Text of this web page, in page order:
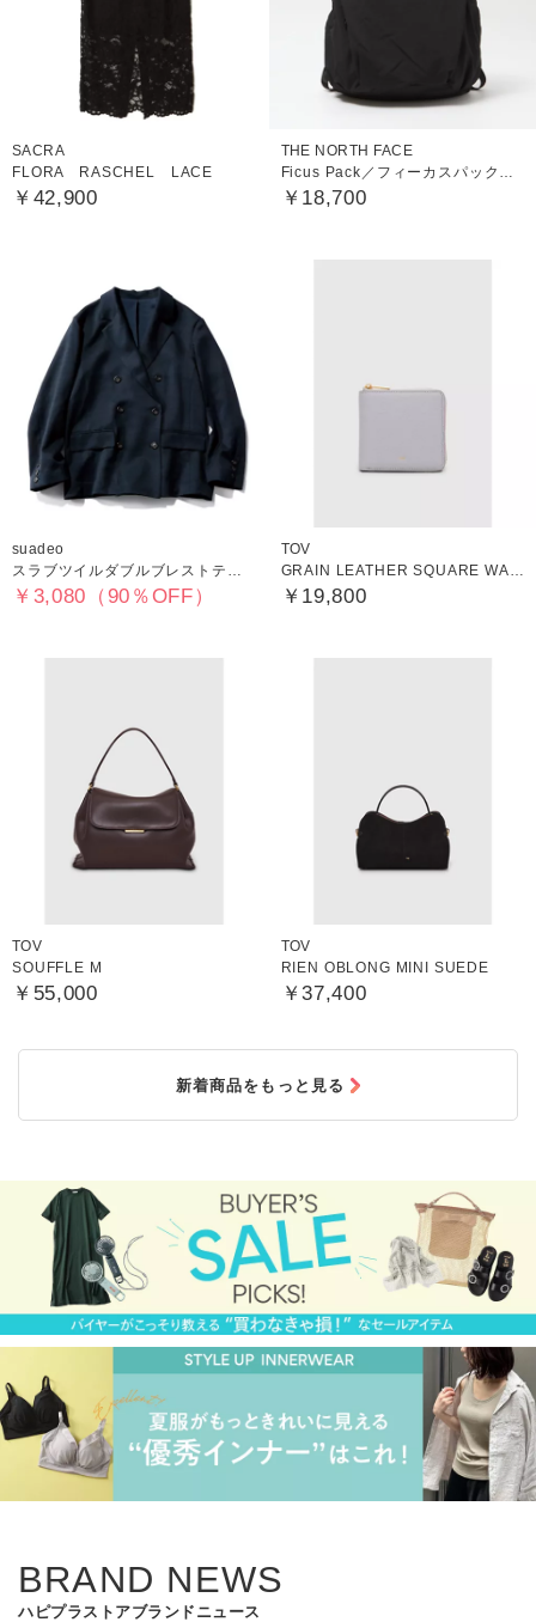
SACRA
FLORA RASCHEL LACE
￥42,900
THE NORTH FACE
Ficus Pack／フィーカスパック（レディース）
￥18,700
suadeo
￥3,080（90％OFF）
TOV
￥19,800
TOV
SOUFFLE M
￥55,000
TOV
RIEN OBLONG MINI SUEDE
￥37,400
新着商品をもっと見る
BRAND NEWS
ハピプラストアブランドニュース